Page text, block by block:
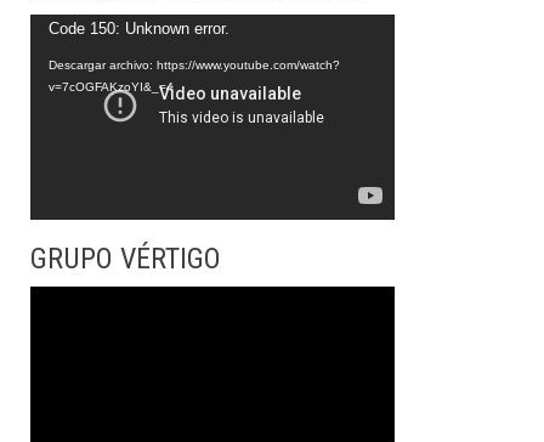
Reproductor
vídeo
Code 150: Unknown error.
Descargar archivo: https://www.youtube.com/watch?
v=7cOGFAKzoYI&_=4
GRUPO VÉRTIGO